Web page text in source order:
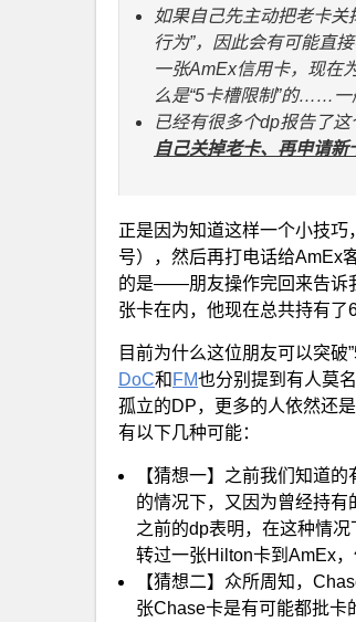
如果自己先主动把老卡关
行为”，因此会有可能直
一张AmEx信用卡，现在
么是“5卡槽限制”的……
已经有很多个dp报告了这
自己关掉老卡、再申请
正是因为知道这样一个小技
号），然后再打电话给AmEx
的是——朋友操作完回来告诉
张卡在内，他现在总共持有了
目前为什么这位朋友可以突
DoC和 FM也分别提到有人莫
孤立的DP，更多的人依然还
有以下几种可能：
【猜想一】之前我们知道
的情况下，又因为曾经持
之前的dp表明，在这种情
转过一张Hilton卡到AmEx
【猜想二】众所周知，
张Chase卡是有可能都批卡